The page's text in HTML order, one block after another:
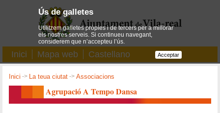
Inici Mapa web Castellano
Inici -> La teua ciutat ->Associacions
Agrupació A Tempo Dansa
Ús de galletes
Utilitzem galletes pròpies i de tercers per a millorar
els nostres serveis. Si continueu navegant,
considerem que n’accepteu l’ús.
Acceptar